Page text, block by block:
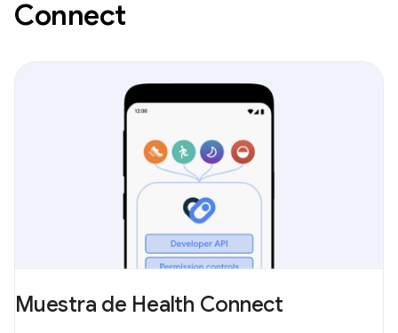
Connect
Muestra de Health Connect